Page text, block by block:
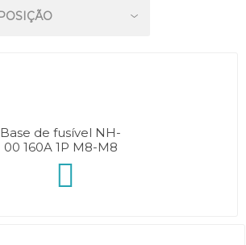
Base de fusível NH-
00 160A 1P M8-M8